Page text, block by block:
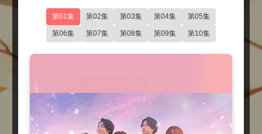
第01集 第02集 第03集 第04集 第05集
第06集 第07集 第08集 第09集 第10集